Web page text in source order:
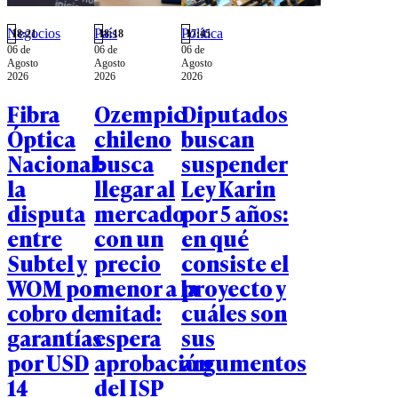
Negocios
18:21
06 de
Agosto
2026
Fibra
Óptica
Nacional:
la
disputa
entre
Subtel y
WOM por
cobro de
garantías
por USD
14
País
18:18
06 de
Agosto
2026
Ozempic
chileno
busca
llegar al
mercado
con un
precio
menor a la
mitad:
espera
aprobación
del ISP
Política
17:45
06 de
Agosto
2026
Diputados
buscan
suspender
Ley Karin
por 5 años:
en qué
consiste el
proyecto y
cuáles son
sus
argumentos